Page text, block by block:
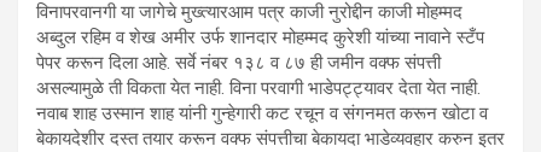
विनापरवानगी या जागेचे मुख्त्यारआम पत्र काजी नुरोद्दीन काजी मोहम्मद
अब्दुल रहिम व शेख अमीर उर्फ शानदार मोहम्मद कुरेशी यांच्या नावाने स्टँप
पेपर करून दिला आहे. सर्वे नंबर १३८ व ८७ ही जमीन वक्फ संपत्ती
असल्यामुळे ती विकता येत नाही. विना परवागी भाडेपट्ट्यावर देता येत नाही.
नवाब शाह उस्मान शाह यांनी गुन्हेगारी कट रचून व संगनमत करून खोटा व
बेकायदेशीर दस्त तयार करून वक्फ संपत्तीचा बेकायदा भाडेव्यवहार करुन इतर